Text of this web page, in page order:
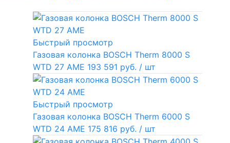
Быстрый просмотр
Газовая колонка BOSCH Therm 8000 S
WTD 27 AME 193 591 руб. / шт
Быстрый просмотр
Газовая колонка BOSCH Therm 6000 S
WTD 24 AME 175 816 руб. / шт